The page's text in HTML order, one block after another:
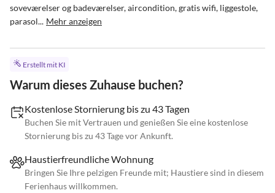
soveværelser og badeværelser, aircondition, gratis wifi, liggestole,
parasol... Mehr anzeigen
Erstellt mit KI
Warum dieses Zuhause buchen?
Kostenlose Stornierung bis zu 43 Tagen
Buchen Sie mit Vertrauen und genießen Sie eine kostenlose
Stornierung bis zu 43 Tage vor Ankunft.
Haustierfreundliche Wohnung
Bringen Sie Ihre pelzigen Freunde mit; Haustiere sind in diesem
Ferienhaus willkommen.